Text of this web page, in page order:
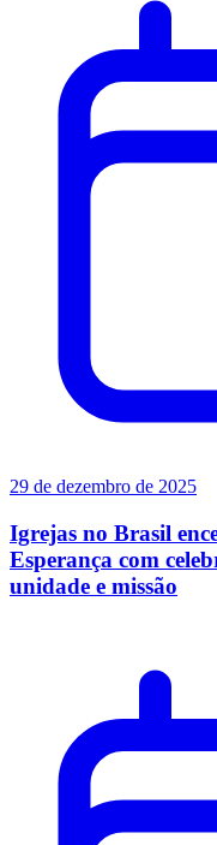
29 de dezembro de 2025
Igrejas no Brasil
Esperança com
unidade e missão